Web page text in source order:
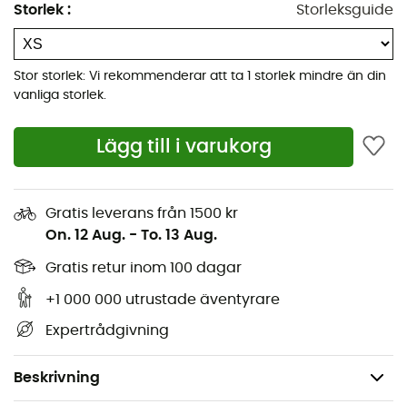
Storlek : Storleksguide
Stor storlek: Vi rekommenderar att ta 1 storlek mindre än din
vanliga storlek.
Lägg till i varukorg
Gratis leverans från 1500 kr
On. 12 Aug. - To. 13 Aug.
Gratis retur inom 100 dagar
+1 000 000 utrustade äventyrare
Expertrådgivning
Beskrivning
fyllningskraft på 700 cuin, enligt R.D.S.-standard
Insida i Pertex® Quantum
Yttertyg i Pertex® Quantum
Rab® hydrofob dun utan fluorkarbon utvecklat med
Genomsydda sömmar
Omvänd spiral YKK® dragkedja framtill med
isolerande dragkedjeskydd och hakskydd
Minskning av sömmar för ökad komfort
Elastiska ärmslut med overlock
Konstruktion med dubbel dragsko vid plaggets
nederkant
Vikt: 348 g